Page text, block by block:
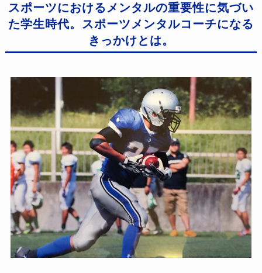
スポーツにおけるメンタルの重要性に気づい
た学生時代。スポーツメンタルコーチになる
きっかけとは。